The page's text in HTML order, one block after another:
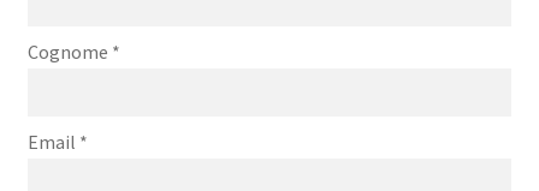
Cognome *
Email *